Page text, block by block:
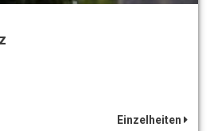
Einzelheiten